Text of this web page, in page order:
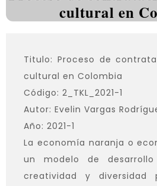
cultural en
Titulo: Proceso de
cultural en Colombia
Código: 2_TKL_2021-1
Autor: Evelin Vargas
Año: 2021-1
La economía naranja o
un modelo de
creatividad y diversidad